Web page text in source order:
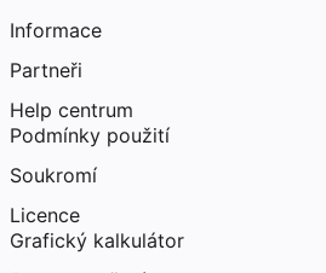
Informace
Partneři
Help centrum
Podmínky použití
Soukromí
Licence
Grafický kalkulátor